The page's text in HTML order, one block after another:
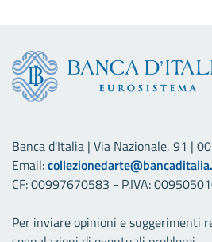
Banca d'Italia | Via Nazionale, 91 |
Email:
CF: 00997670583 - P.IVA:
Per inviare opinioni e suggerimenti